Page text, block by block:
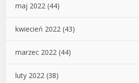
maj 2022 (44)
kwiecień 2022 (43)
marzec 2022 (44)
luty 2022 (38)